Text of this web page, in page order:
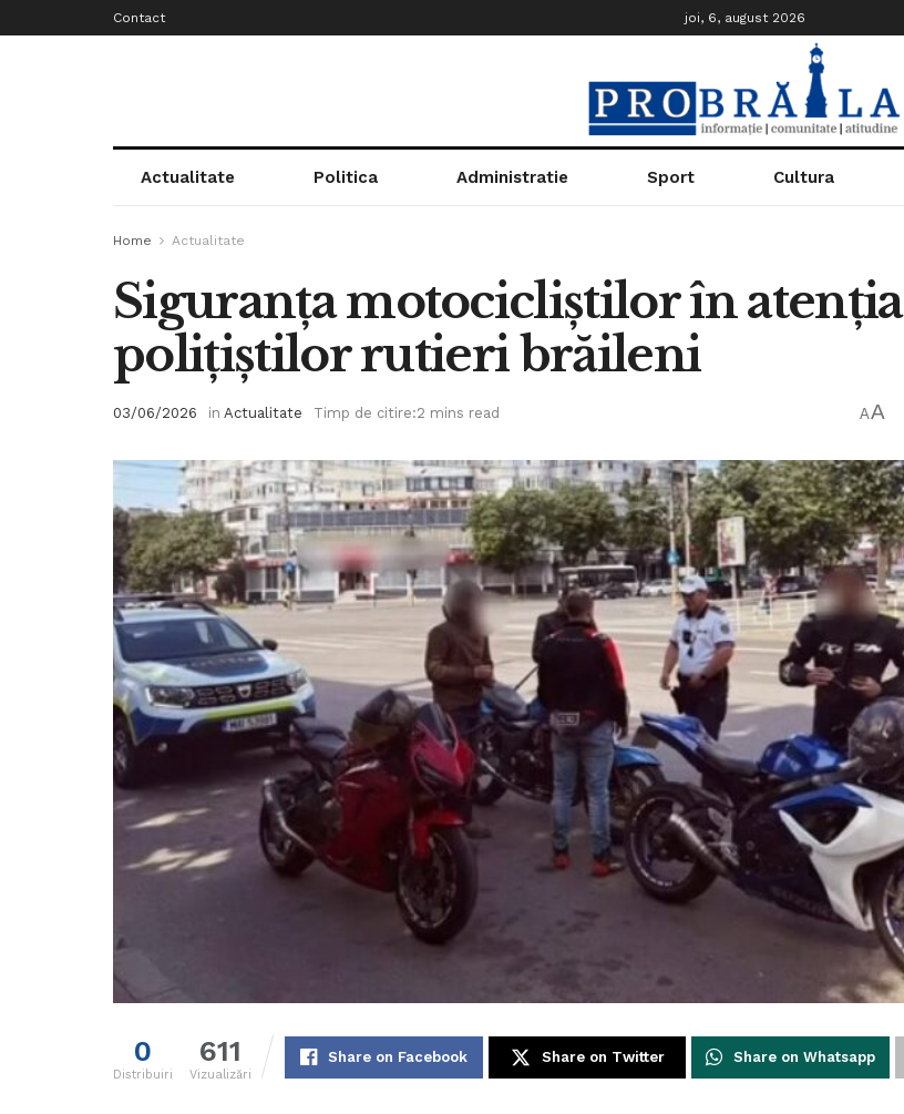
Contact joi, 6, august 2026
Actualitate Politica Administratie Sport Cultura
Home Actualitate
Siguranța motocicliștilor în atenția
polițiștilor rutieri brăileni
03/06/2026 in Actualitate Timp de citire:2 mins read AA
0
Distribuiri
611
Vizualizări
Share on Facebook Share on Twitter Share on Whatsapp